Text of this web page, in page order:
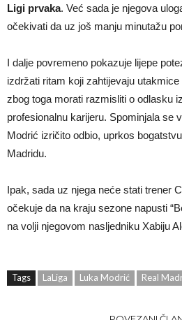
Ligi prvaka. Već sada je njegova
očekivati da uz još manju minutažu
I dalje povremeno pokazuje lijepe
izdržati ritam koji zahtijevaju
zbog toga morati razmisliti o odlasku
profesionalnu karijeru. Spominjala se
Modrić izričito odbio, uprkos
Madridu.
Ipak, sada uz njega neće stati trener
očekuje da na kraju sezone napusti
na volji njegovom nasljedniku Xabiju
Tags LaLiga Luka Modrić Real